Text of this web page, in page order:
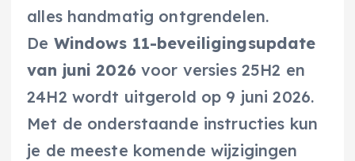
alles handmatig ontgrendelen.
De Windows 11-beveiligingsupdate
van juni 2026voor versies 25H2 en
24H2 wordt uitgerold op 9 juni 2026.
Met de onderstaande instructies kun
je de meeste komende wijzigingen